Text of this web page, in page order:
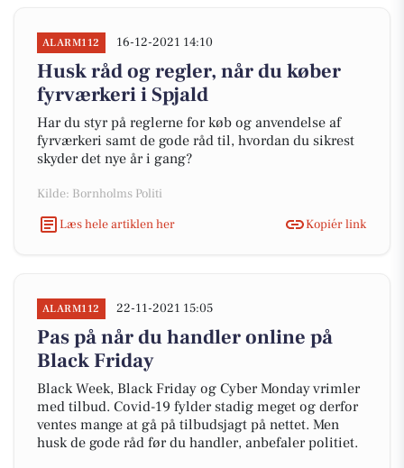
ALARM112 16-12-2021 14:10
Husk råd og regler, når du køber
fyrværkeri i Spjald
Har du styr på reglerne for køb og anvendelse af
fyrværkeri samt de gode råd til, hvordan du sikrest
skyder det nye år i gang?
Kilde: Bornholms Politi
Læs hele artiklen her
Kopiér link
ALARM112 22-11-2021 15:05
Pas på når du handler online på
Black Friday
Black Week, Black Friday og Cyber Monday vrimler
med tilbud. Covid-19 fylder stadig meget og derfor
ventes mange at gå på tilbudsjagt på nettet. Men
husk de gode råd før du handler, anbefaler politiet.